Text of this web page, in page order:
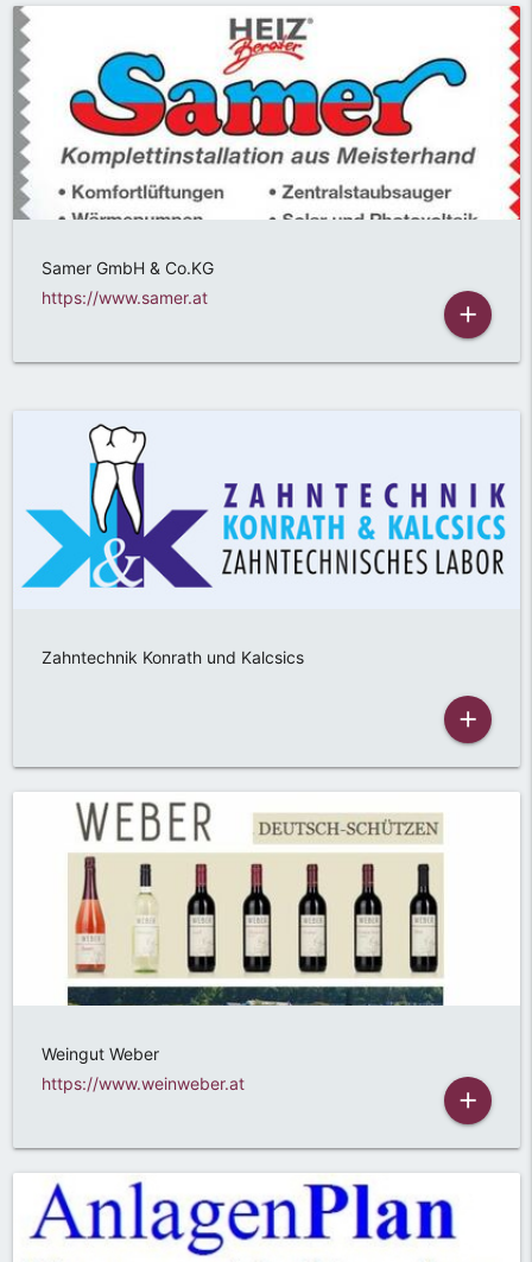
Samer GmbH & Co.KG
https://www.samer.at
add
Zahntechnik Konrath und Kalcsics
add
Weingut Weber
https://www.weinweber.at
add